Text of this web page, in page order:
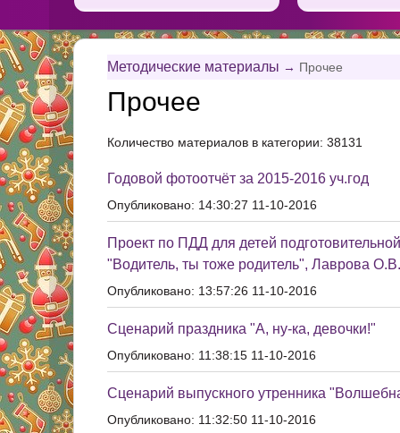
Методические материалы → Прочее
Прочее
Количество материалов в категории: 38131
Годовой фотоотчёт за 2015-2016 уч.год
Опубликовано: 14:30:27 11-10-2016
Проект по ПДД для детей
"Водитель, ты тоже родитель", Лаврова
Опубликовано: 13:57:26 11-10-2016
Сценарий праздника "А, ну-ка, девочки!"
Опубликовано: 11:38:15 11-10-2016
Сценарий выпускного утренника
Опубликовано: 11:32:50 11-10-2016